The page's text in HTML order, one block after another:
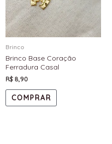
Brinco
Brinco Base Coração
Ferradura Casal
R$ 8,90
COMPRAR